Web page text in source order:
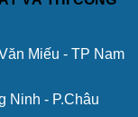
Miếu - TP Nam
Ninh - P.Châu